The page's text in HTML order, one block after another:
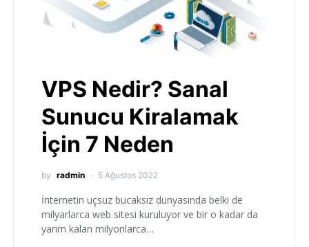
VPS Nedir? Sanal
Sunucu Kiralamak
İçin 7 Neden
by radmin 5 Ağustos 2022
İnternetin uçsuz bucaksız dünyasında belki de
milyarlarca web sitesi kuruluyor ve bir o kadar da
yarım kalan milyonlarca…